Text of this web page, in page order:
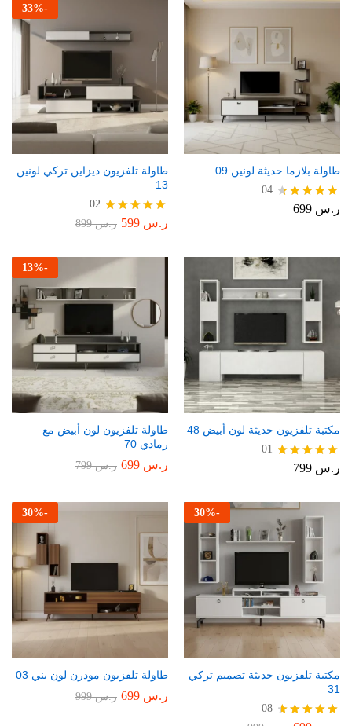
طاولة بلازما حديثة لونين 09
تم التقييم
04
ر.س
-
33%
طاولة تلفزيون ديزاين تركي لونين
13
تم التقييم
02
ر.س ر.س899
مكتبة تلفزيون حديثة لون أبيض 48
تم التقييم
01
ر.س
-
13%
طاولة تلفزيون لون أبيض مع
رمادي 70
ر.س ر.س799
-
30%
مكتبة تلفزيون حديثة تصميم تركي
31
08
-
30%
طاولة تلفزيون مودرن لون بني 03
ر.س ر.س999